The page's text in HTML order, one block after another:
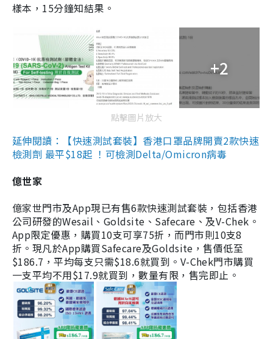
樣本，15分鐘知結果。
+2
點擊圖片放大
延伸閱讀：【快速測試套裝】香港口罩品牌開賣2款快速
檢測劑 最平$18起 ！可檢測Delta/Omicron病毒
億世家
億家世門市及App現已有售6款快速測試套裝，包括香港
公司研發的Wesail、Goldsite、Safecare、及V-Chek。
App限定優惠，購買10支可享75折，而門市則10支8
折。現凡於App購買Safecare及Goldsite，售價低至
$186.7，平均每支只需$18.6就買到。V-Chek門市購買
一支平均不用$17.9就買到，數量有限，售完即止。